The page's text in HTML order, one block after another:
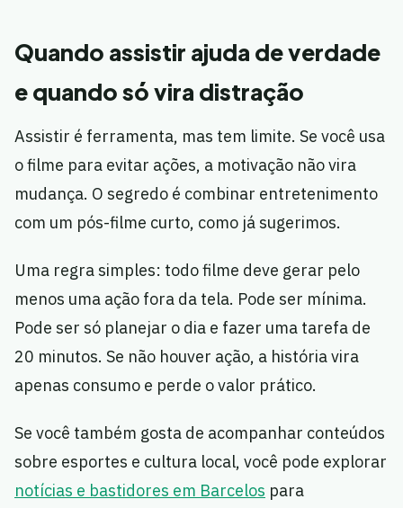
Quando assistir ajuda de verdade
e quando só vira distração
Assistir é ferramenta, mas tem limite. Se você usa
o filme para evitar ações, a motivação não vira
mudança. O segredo é combinar entretenimento
com um pós-filme curto, como já sugerimos.
Uma regra simples: todo filme deve gerar pelo
menos uma ação fora da tela. Pode ser mínima.
Pode ser só planejar o dia e fazer uma tarefa de
20 minutos. Se não houver ação, a história vira
apenas consumo e perde o valor prático.
Se você também gosta de acompanhar conteúdos
sobre esportes e cultura local, você pode explorar
notícias e bastidores em Barcelos para